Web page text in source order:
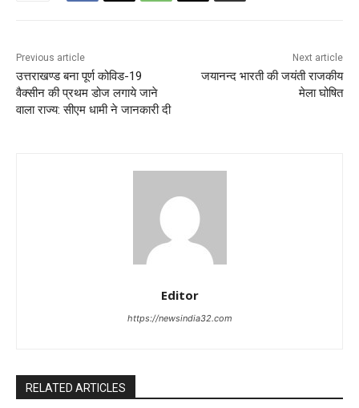
Previous article
उत्तराखण्ड बना पूर्ण कोविड-19
वैक्सीन की प्रथम डोज लगाये जाने
वाला राज्य: सीएम धामी ने जानकारी दी
Next article
जयानन्द भारती की जयंती राजकीय
मेला घोषित
Editor
https://newsindia32.com
RELATED ARTICLES